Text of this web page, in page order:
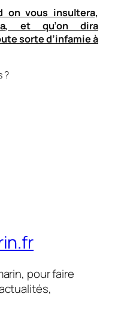
on vous insultera,
et qu’on dira
sorte d’infamie à
?
pour faire